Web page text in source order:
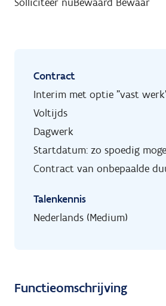
Contract
Interim met optie "vast
Voltijds
Dagwerk
Startdatum: zo spoedig
Contract van onbepaalde
Talenkennis
Nederlands (Medium)
Functieomschrijving